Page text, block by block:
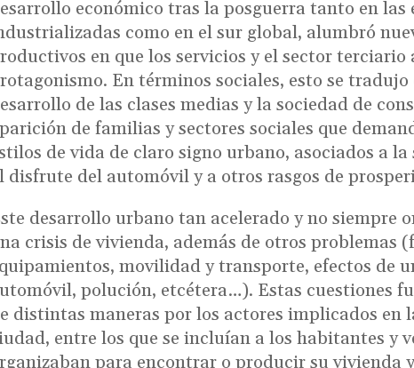
económico tras la posguerra tanto en las
como en el sur global, alumbró
en que los servicios y el sector
En términos sociales, esto se
de las clases medias y la sociedad de
de familias y sectores sociales que
de vida de claro signo urbano, asociados a
disfrute del automóvil y a otros rasgos de
desarrollo urbano tan acelerado y no siempre
crisis de vivienda, además de otros problemas
movilidad y transporte, efectos de
polución, etcétera…). Estas cuestiones
distintas maneras por los actores implicados en
entre los que se incluían a los habitantes y
para encontrar o producir su vivienda